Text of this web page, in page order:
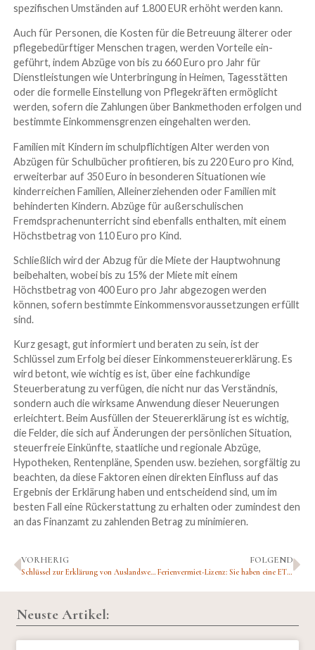
spezifischen Umständen auf 1.800 EUR erhöht werden kann.
Auch für Personen, die Kosten für die Betreuung älterer oder
pflegebedürftiger Menschen tragen, werden Vorteile ein­
geführt, indem Abzüge von bis zu 660 Euro pro Jahr für
Dienstleistungen wie Unterbringung in Heimen, Tagesstätten
oder die formelle Einstellung von Pflegekräften ermöglicht
werden, sofern die Zahlungen über Bankmethoden erfolgen und
bestimmte Einkommensgrenzen eingehalten werden.
Familien mit Kindern im schulpflichtigen Alter werden von
Abzügen für Schulbücher profitieren, bis zu 220 Euro pro Kind,
erweiterbar auf 350 Euro in besonderen Situationen wie
kinderreichen Familien, Alleinerziehenden oder Fa­milien mit
behinderten Kindern. Abzüge für außerschulischen
Fremdsprachenunterricht sind ebenfalls enthalten, mit einem
Höchstbetrag von 110 Euro pro Kind.
Schließlich wird der Abzug für die Miete der Hauptwohnung
beibehalten, wobei bis zu 15% der Miete mit einem
Höchstbetrag von 400 Euro pro Jahr abgezogen werden
können, sofern bestimmte Einkommensvoraussetzungen erfüllt
sind.
Kurz gesagt, gut informiert und beraten zu sein, ist der
Schlüssel zum Erfolg bei dieser Einkommensteuererklärung. Es
wird betont, wie wichtig es ist, über eine fachkundige
Steuerberatung zu verfügen, die nicht nur das Verständnis,
sondern auch die wirksame Anwendung dieser Neuerungen
erleichtert. Beim Ausfüllen der Steuererklärung ist es wichtig,
die Felder, die sich auf Änderungen der persönlichen Situation,
steuerfreie Einkünfte, staatliche und regionale Abzüge,
Hypotheken, Rentenpläne, Spenden usw. beziehen, sorgfältig zu
beachten, da diese Faktoren einen direkten Einfluss auf das
Ergebnis der Erklärung haben und entscheidend sind, um im
besten Fall eine Rückerstattung zu erhalten oder zumindest den
an das Finanzamt zu zahlenden Betrag zu minimieren.
VORHERIG
Schlüssel zur Erklärung von Auslandsvermögen im Formular 720
FOLGEND
Ferienvermiet-Lizenz: Sie haben eine ETV – Ab dem 1. Juli muss neu registriert werden…
Neuste Artikel: